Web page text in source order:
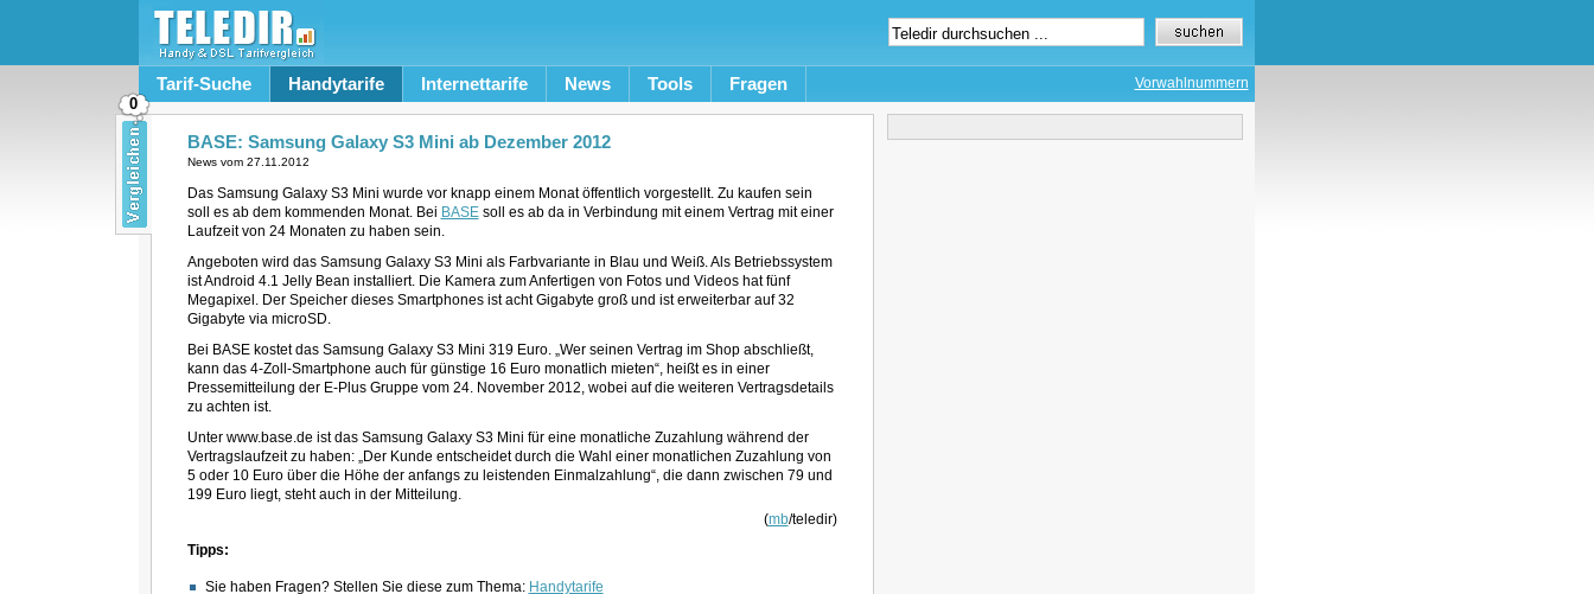
Tarif-Suche Handytarife Internettarife News Tools Fragen Vorwahlnummern
BASE: Samsung Galaxy S3 Mini ab Dezember 2012
News vom 27.11.2012
Das Samsung Galaxy S3 Mini wurde vor knapp einem Monat öffentlich vorgestellt. Zu kaufen sein
soll es ab dem kommenden Monat. Bei BASEsoll es ab da in Verbindung mit einem Vertrag mit einer
Laufzeit von 24 Monaten zu haben sein.
Angeboten wird das Samsung Galaxy S3 Mini als Farbvariante in Blau und Weiß. Als Betriebssystem
ist Android 4.1 Jelly Bean installiert. Die Kamera zum Anfertigen von Fotos und Videos hat fünf
Megapixel. Der Speicher dieses Smartphones ist acht Gigabyte groß und ist erweiterbar auf 32
Gigabyte via microSD.
Bei BASE kostet das Samsung Galaxy S3 Mini 319 Euro. „Wer seinen Vertrag im Shop abschließt,
kann das 4-Zoll-Smartphone auch für günstige 16 Euro monatlich mieten“, heißt es in einer
Pressemitteilung der E-Plus Gruppe vom 24. November 2012, wobei auf die weiteren Vertragsdetails
zu achten ist.
Unter www.base.de ist das Samsung Galaxy S3 Mini für eine monatliche Zuzahlung während der
Vertragslaufzeit zu haben: „Der Kunde entscheidet durch die Wahl einer monatlichen Zuzahlung von
5 oder 10 Euro über die Höhe der anfangs zu leistenden Einmalzahlung“, die dann zwischen 79 und
199 Euro liegt, steht auch in der Mitteilung.
(mb/teledir)
Tipps:
Sie haben Fragen? Stellen Sie diese zum Thema: Handytarife
0